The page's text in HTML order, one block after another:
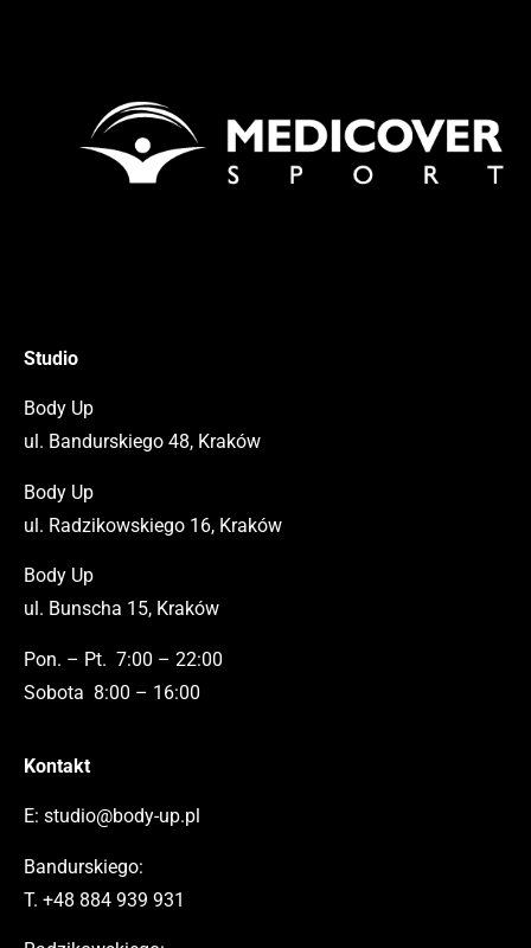
Studio
Body Up
ul. Bandurskiego 48, Kraków
Body Up
ul. Radzikowskiego 16, Kraków
Body Up
ul. Bunscha 15, Kraków
Pon. – Pt. 7:00 – 22:00
Sobota 8:00 – 16:00
Kontakt
E: studio@body-up.pl
Bandurskiego:
T. +48 884 939 931